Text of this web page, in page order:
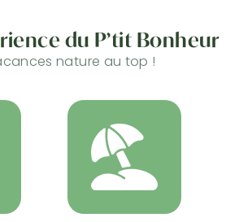
du P’tit Bonheur
nature au top !